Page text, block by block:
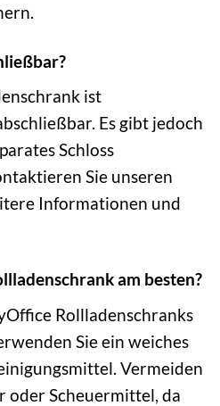
ist
Es gibt jedoch
Schloss
Sie unseren
Informationen und
am besten?
Rollladenschranks
Sie ein weiches
Vermeiden
oder Scheuermittel, da